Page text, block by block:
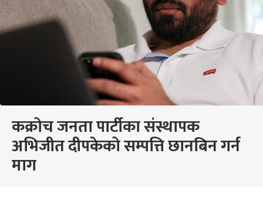
कक्रोच जनता पार्टीका संस्थापक
अभिजीत दीपकेको सम्पत्ति छानबिन गर्न
माग